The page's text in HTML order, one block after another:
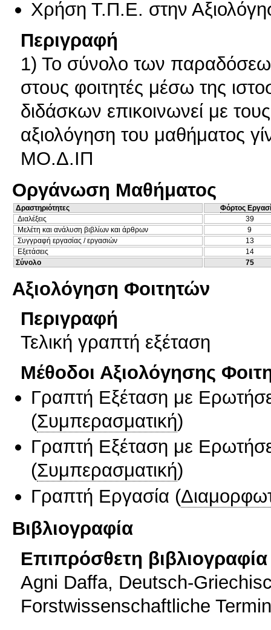
Χρήση Τ.Π.Ε. στην
Περιγραφή
1) Το σύνολο των
στους φοιτητές μέσω της
διδάσκων επικοινωνεί με
αξιολόγηση του μαθήματος
ΜΟ.Δ.ΙΠ
Οργάνωση Μαθήματος
Δραστηριότητες
Φόρτος
Διαλέξεις
39
Μελέτη και ανάλυση βιβλίων και άρθρων
9
Συγγραφή εργασίας / εργασιών
13
Εξετάσεις
14
Σύνολο
75
Αξιολόγηση Φοιτητών
Περιγραφή
Τελική γραπτή εξέταση
Μέθοδοι Αξιολόγησης
Γραπτή Εξέταση με
(Συμπερασματική)
Γραπτή Εξέταση με
(Συμπερασματική)
Γραπτή Εργασία (
Βιβλιογραφία
Επιπρόσθετη βιβλιογραφία
Agni Daffa, Deutsch-
Forstwissenschaftliche